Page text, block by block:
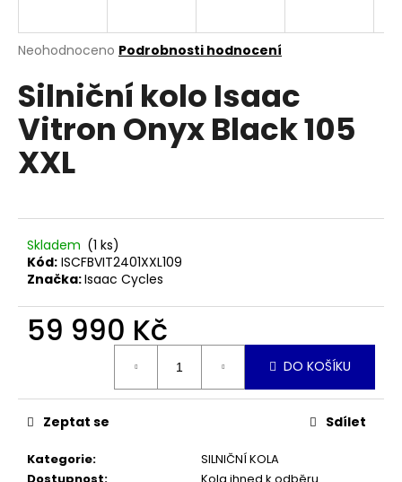
Průměrné
produktu
je
0,0
z
5
hvězdiček.
Neohodnoceno Podrobnosti hodnocení
Silniční kolo Isaac
Vitron Onyx Black 105
XXL
Skladem (1 ks)
Kód: ISCFBVIT2401XXL109
Značka:Isaac Cycles
59 990 Kč
DO KOŠÍKU
Kategorie:
SILNIČNÍ KOLA
Dostupnost:
Kola ihned k odběru
Zeptat se Sdílet
j
t
?
D
o
p
č
u
e